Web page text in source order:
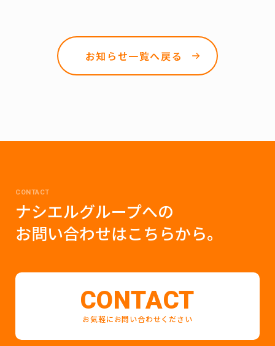
お知らせ一覧へ戻る
CONTACT
ナシエルグループへの
お問い合わせはこちらから。
CONTACT
お気軽にお問い合わせください